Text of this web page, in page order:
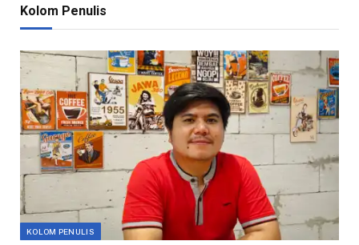
Kolom Penulis
KOLOM PENULIS